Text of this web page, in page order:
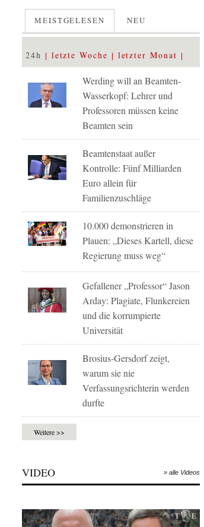
MEISTGELESEN NEU
24h letzte Woche letzter Monat
Werding will an Beamten-
Wasserkopf: Lehrer und
Professoren müssen keine
Beamten sein
Beamtenstaat außer
Kontrolle: Fünf Milliarden
Euro allein für
Familienzuschläge
10.000 demonstrieren in
Plauen: „Dieses Kartell, diese
Regierung muss weg“
Gefallener „Professor“ Jason
Arday: Plagiate, Flunkereien
und die korrumpierte
Universität
Brosius-Gersdorf zeigt,
warum sie nie
Verfassungsrichterin werden
durfte
Weitere >>
VIDEO » alle Videos